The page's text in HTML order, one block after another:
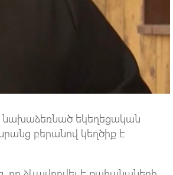
նախաձեռնած եկեղեցական
բերանով կեղծիք է